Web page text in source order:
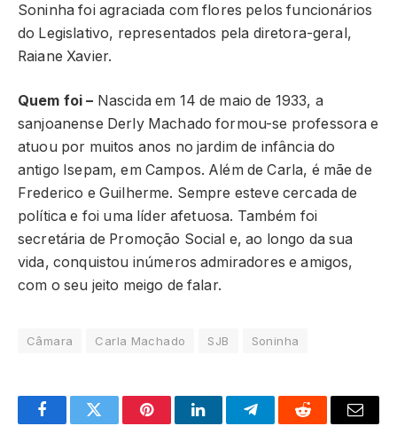
Soninha foi agraciada com flores pelos funcionários
do Legislativo, representados pela diretora-geral,
Raiane Xavier.
Quem foi – Nascida em 14 de maio de 1933, a
sanjoanense Derly Machado formou-se professora e
atuou por muitos anos no jardim de infância do
antigo Isepam, em Campos. Além de Carla, é mãe de
Frederico e Guilherme. Sempre esteve cercada de
política e foi uma líder afetuosa. Também foi
secretária de Promoção Social e, ao longo da sua
vida, conquistou inúmeros admiradores e amigos,
com o seu jeito meigo de falar.
Câmara Carla Machado SJB Soninha
FacebookTwitter PinterestLinkedInTelegramReddit Email